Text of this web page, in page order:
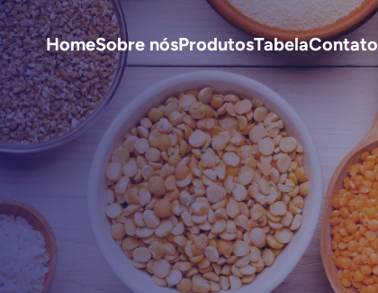
HomeSobre nósProdutosTabelaContato